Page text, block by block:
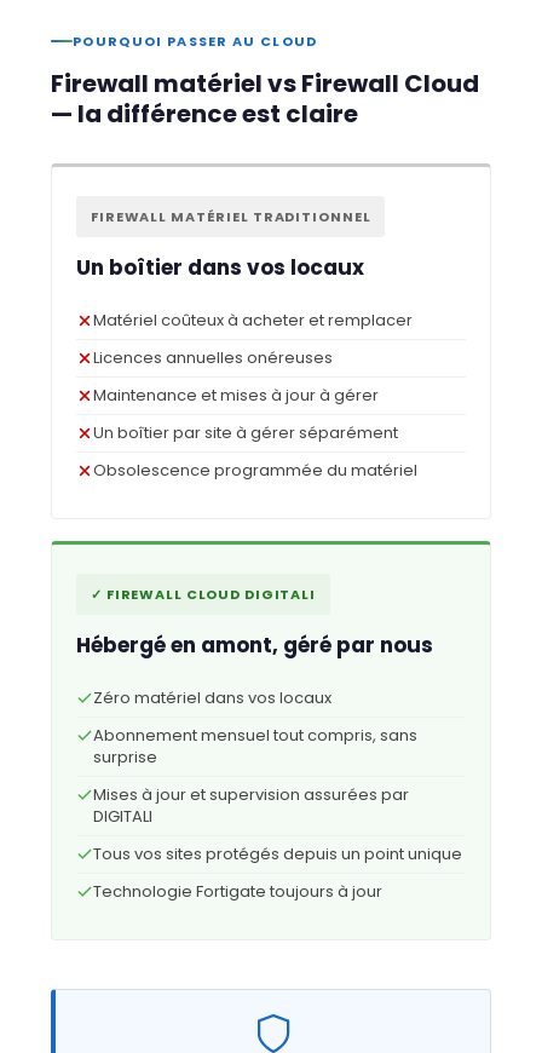
POURQUOI PASSER AU CLOUD
Firewall matériel vs Firewall Cloud
— la différence est claire
FIREWALL MATÉRIEL TRADITIONNEL
Un boîtier dans vos locaux
Matériel coûteux à acheter et remplacer
Licences annuelles onéreuses
Maintenance et mises à jour à gérer
Un boîtier par site à gérer séparément
Obsolescence programmée du matériel
✓ FIREWALL CLOUD DIGITALI
Hébergé en amont, géré par nous
Zéro matériel dans vos locaux
Abonnement mensuel tout compris, sans
surprise
Mises à jour et supervision assurées par
DIGITALI
Tous vos sites protégés depuis un point unique
Technologie Fortigate toujours à jour